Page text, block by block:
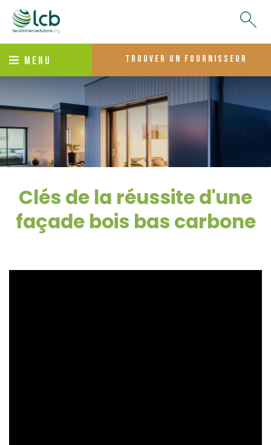
MENU trouver un fournisseur
Clés de la réussite d'une
façade bois bas carbone